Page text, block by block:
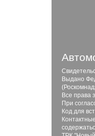
Выдано
Все права
При
Код для